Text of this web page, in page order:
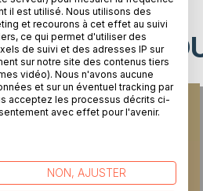
À
il est utilisé. Nous utilisons des
et recourons à cet effet au suivi
ce qui permet d'utiliser des
de suivi et des adresses IP sur
sur notre site des contenus tiers
vidéo). Nous n'avons aucune
et sur un éventuel tracking par
acceptez les processus décrits ci-
avec effet pour l'avenir.
NON, AJUSTER